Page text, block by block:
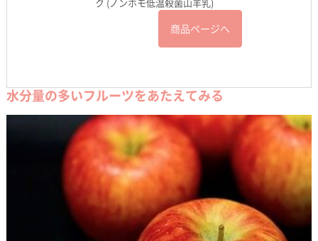
商品ページへ
水分量の多いフルーツをあたえてみる